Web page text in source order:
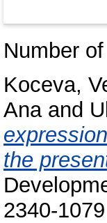
Number
Koceva,
Anaand
the
2340-1079